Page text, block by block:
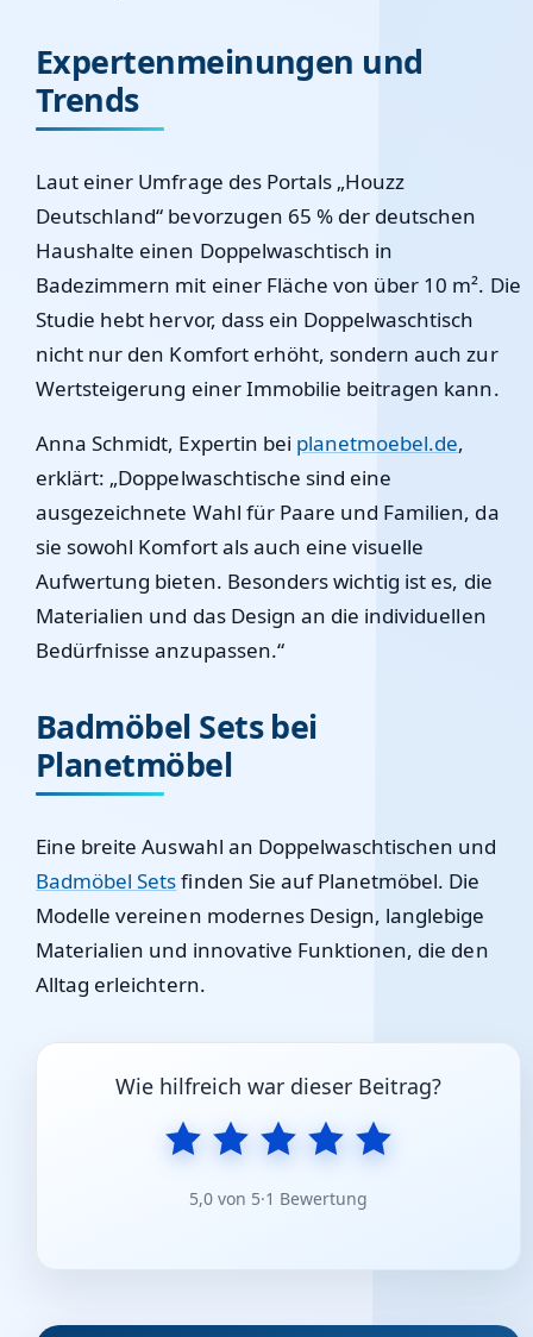
Expertenmeinungen und
Trends
Laut einer Umfrage des Portals „Houzz
Deutschland“ bevorzugen 65 % der deutschen
Haushalte einen Doppelwaschtisch in
Badezimmern mit einer Fläche von über 10 m². Die
Studie hebt hervor, dass ein Doppelwaschtisch
nicht nur den Komfort erhöht, sondern auch zur
Wertsteigerung einer Immobilie beitragen kann.
Anna Schmidt, Expertin bei planetmoebel.de,
erklärt: „Doppelwaschtische sind eine
ausgezeichnete Wahl für Paare und Familien, da
sie sowohl Komfort als auch eine visuelle
Aufwertung bieten. Besonders wichtig ist es, die
Materialien und das Design an die individuellen
Bedürfnisse anzupassen.“
Badmöbel Sets bei
Planetmöbel
Eine breite Auswahl an Doppelwaschtischen und
Badmöbel Setsfinden Sie auf Planetmöbel. Die
Modelle vereinen modernes Design, langlebige
Materialien und innovative Funktionen, die den
Alltag erleichtern.
Wie hilfreich war dieser Beitrag?
5,0 von 5·1 Bewertung